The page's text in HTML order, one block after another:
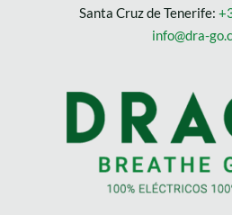
Santa Cruz de Tenerife:
info@dra-